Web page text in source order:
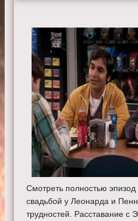
Смотреть полностью
свадьбой у Леонарда и
трудностей. Расставание с